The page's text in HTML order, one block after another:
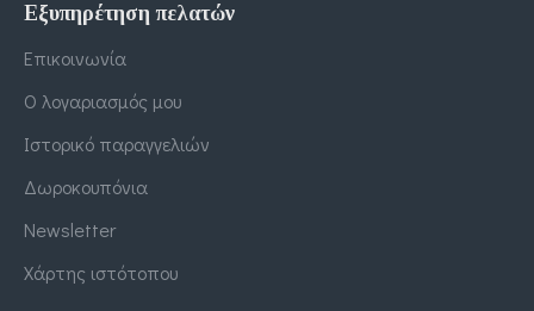
Εξυπηρέτηση πελατών
Επικοινωνία
Ο λογαριασμός μου
Ιστορικό παραγγελιών
Δωροκουπόνια
Newsletter
Χάρτης ιστότοπου